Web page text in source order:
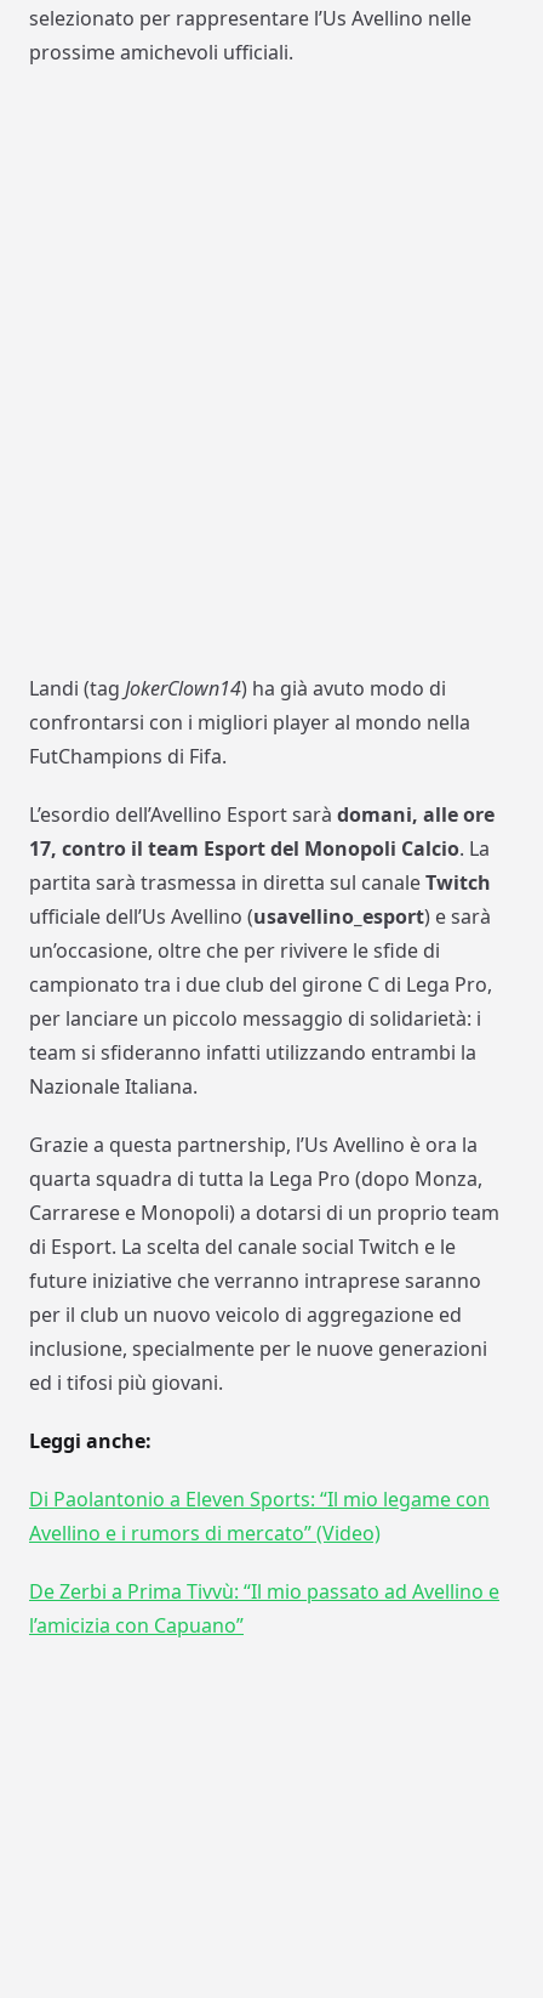
selezionato per rappresentare l’Us Avellino nelle
prossime amichevoli ufficiali.
Landi (tag JokerClown14) ha già avuto modo di
confrontarsi con i migliori player al mondo nella
FutChampions di Fifa.
L’esordio dell’Avellino Esport sarà domani, alle ore
17, contro il team Esport del Monopoli Calcio. La
partita sarà trasmessa in diretta sul canaleTwitch
ufficiale dell’Us Avellino (usavellino_esport) e sarà
un’occasione, oltre che per rivivere le sfide di
campionato tra i due club del girone C di Lega Pro,
per lanciare un piccolo messaggio di solidarietà: i
team si sfideranno infatti utilizzando entrambi la
Nazionale Italiana.
Grazie a questa partnership, l’Us Avellino è ora la
quarta squadra di tutta la Lega Pro (dopo Monza,
Carrarese e Monopoli) a dotarsi di un proprio team
di Esport. La scelta del canale social Twitch e le
future iniziative che verranno intraprese saranno
per il club un nuovo veicolo di aggregazione ed
inclusione, specialmente per le nuove generazioni
ed i tifosi più giovani.
Leggi anche:
Di Paolantonio a Eleven Sports: “Il mio legame con
Avellino e i rumors di mercato” (Video)
De Zerbi a Prima Tivvù: “Il mio passato ad Avellino e
l’amicizia con Capuano”